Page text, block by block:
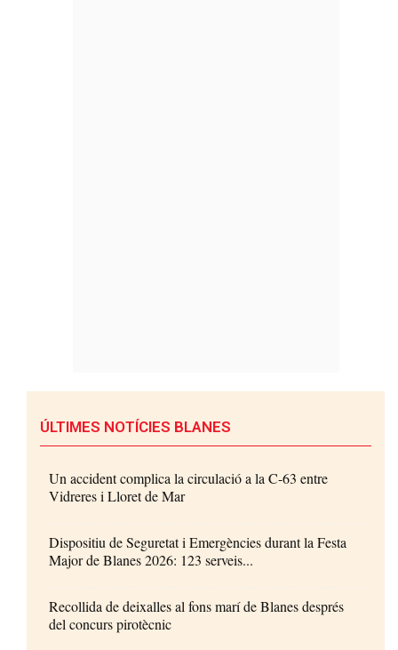
ÚLTIMES NOTÍCIES BLANES
Un accident complica la circulació a la C-63 entre
Vidreres i Lloret de Mar
Dispositiu de Seguretat i Emergències durant la Festa
Major de Blanes 2026: 123 serveis...
Recollida de deixalles al fons marí de Blanes després
del concurs pirotècnic